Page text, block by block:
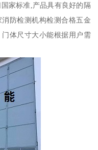
国家标准,产品具有良好的隔
防检测机构检测合格五金
体尺寸大小能根据用户需